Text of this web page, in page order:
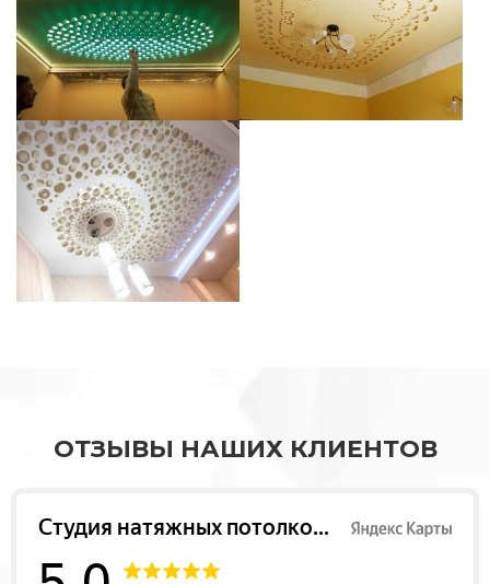
ОТЗЫВЫ НАШИХ КЛИЕНТОВ